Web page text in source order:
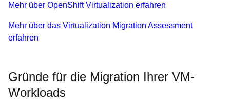
Mehr über OpenShift Virtualization erfahren
Mehr über das Virtualization Migration Assessment
erfahren
Gründe für die Migration Ihrer VM-
Workloads